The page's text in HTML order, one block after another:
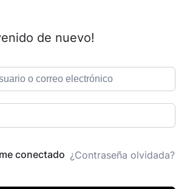
de nuevo!
conectado ¿Contraseña olvidada?